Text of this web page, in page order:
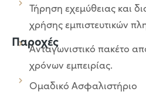
Τήρηση εχεμύθειας και
χρήσης εμπιστευτικών
Παροχές
Ανταγωνιστικό πακέτο
χρόνων εμπειρίας.
Ομαδικό Ασφαλιστήριο